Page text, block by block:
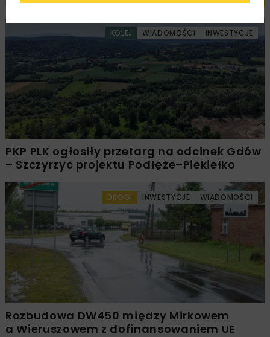
KOLEJ WIADOMOŚCI INWESTYCJE
PKP PLK ogłosiły przetarg na odcinek Gdów
– Szczyrzyc projektu Podłęże–Piekiełko
DROGI INWESTYCJE WIADOMOŚCI
Rozbudowa DW450 między Mirkowem
a Wieruszowem z dofinansowaniem UE